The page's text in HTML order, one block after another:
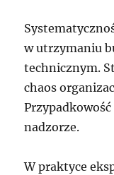
w utrzymaniu
technicznym.
chaos
nadzorze.
W praktyce